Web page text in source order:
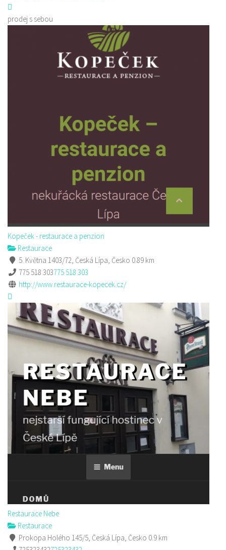
prodej s sebou
Kopeček - restaurace a penzion
Restaurace
5. Května 1403/72, Česká Lípa, Česko 0.89 km
775 518 303775 518 303
http://www.restaurace-kopecek.cz/
Restaurace Nebe
Restaurace
Prokopa Holého 145/5, Česká Lípa, Česko 0.9 km